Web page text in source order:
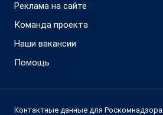
Реклама на сайте
Команда проекта
Наши вакансии
Помощь
Контактные данные для Роскомнадзора